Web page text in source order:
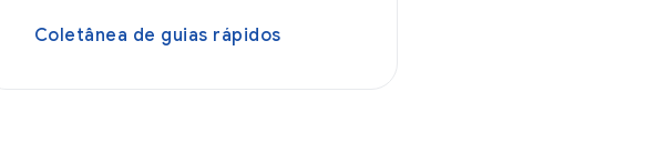
Coletânea de guias rápidos